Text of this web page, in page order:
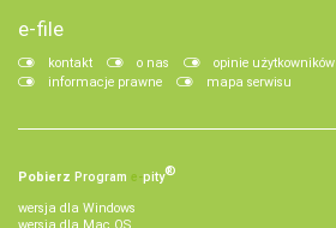
e-file
kontakt o nas opinie użytkowników
informacje prawne
mapa serwisu
Pobierz Program e‑pity®
wersja dla Windows
wersja dla Mac OS